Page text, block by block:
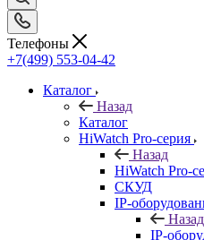
Телефоны
+7(499) 553-04-42
Каталог
Назад
Каталог
HiWatch Pro-серия
Назад
HiWatch Pro-
CКУД
IP-
Назад
IP-